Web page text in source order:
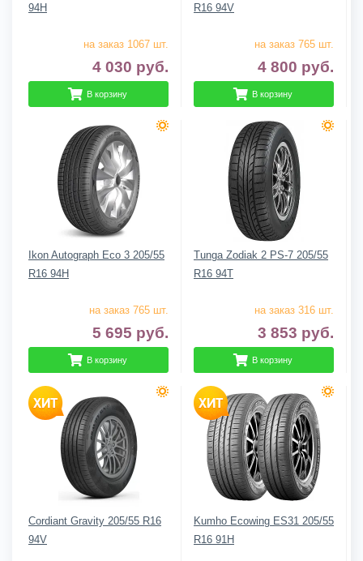
94H
на заказ 1067 шт.
4 030 руб.
В корзину
R16 94V
на заказ 765 шт.
4 800 руб.
В корзину
Ikon Autograph Eco 3 205/55
R16 94H
на заказ 765 шт.
5 695 руб.
В корзину
Tunga Zodiak 2 PS-7 205/55
R16 94T
на заказ 316 шт.
3 853 руб.
В корзину
Cordiant Gravity 205/55 R16
94V
Kumho Ecowing ES31 205/55
R16 91H